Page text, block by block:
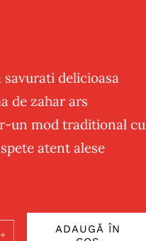
savurati delicioasa
de zahar ars
un mod traditional cu
atent alese
ADAUGĂ ÎN